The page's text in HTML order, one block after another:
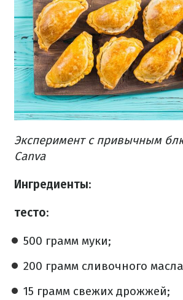
Эксперимент с привычным
Canva
Ингредиенты:
тесто:
500 грамм муки;
200 грамм сливочного
15 грамм свежих дрожжей;